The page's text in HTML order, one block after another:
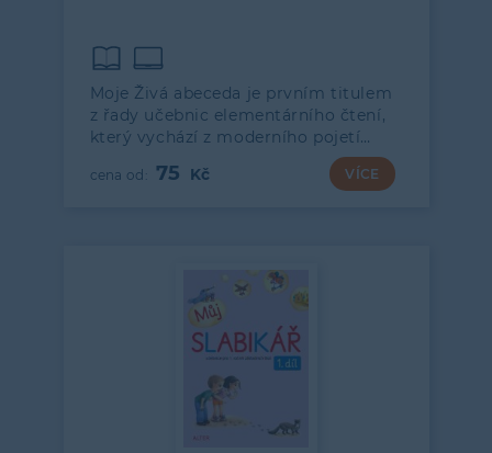
Moje Živá abeceda je prvním titulem
z řady učebnic elementárního čtení,
který vychází z moderního pojetí…
75 VÍCE